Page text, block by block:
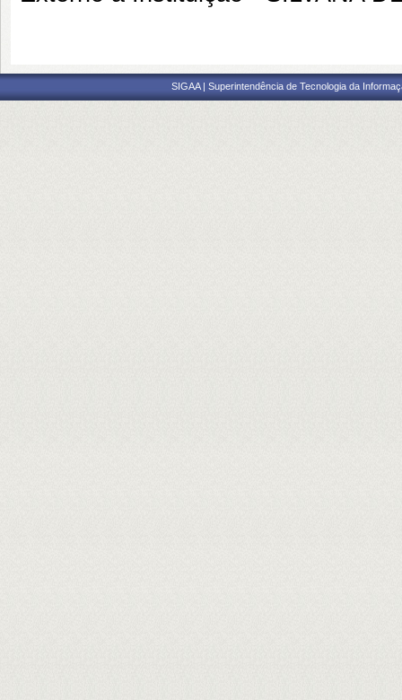
SIGAA | Superintendência de Tecnologia da